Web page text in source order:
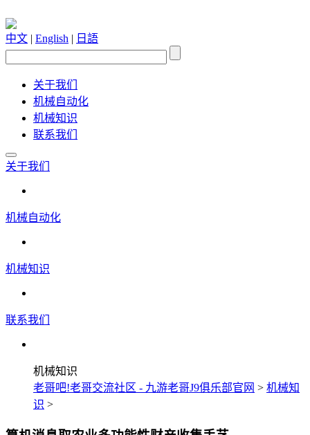
中文 | English | 日語
关于我们
机械自动化
机械知识
联系我们
关于我们
机械自动化
机械知识
联系我们
机械知识
老哥吧!老哥交流社区 - 九游老哥J9俱乐部官网 > 机械知
识 >